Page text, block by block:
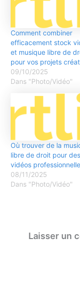
Comment combiner
efficacement stock
et musique libre de
pour vos projets
09/10/2025
Dans "Photo/Vidéo"
Où trouver de la
libre de droit pour des
vidéos
08/11/2025
Dans "Photo/Vidéo"
Laisser un